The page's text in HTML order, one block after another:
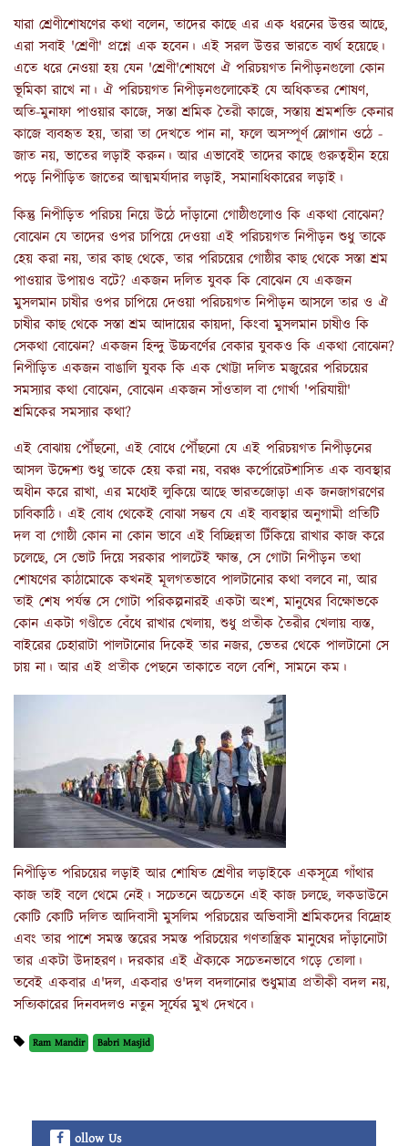
যারা শ্রেণীশোষণের কথা বলেন, তাদের কাছে এর এক ধরনের উত্তর আছে,
এরা সবাই 'শ্রেণী' প্রশ্নে এক হবেন। এই সরল উত্তর ভারতে ব্যর্থ হয়েছে।
এতে ধরে নেওয়া হয় যেন 'শ্রেণী'শোষণে ঐ পরিচয়গত নিপীড়নগুলো কোন
ভূমিকা রাখে না। ঐ পরিচয়গত নিপীড়নগুলোকেই যে অধিকতর শোষণ,
অতি-মুনাফা পাওয়ার কাজে, সস্তা শ্রমিক তৈরী কাজে, সস্তায় শ্রমশক্তি কেনার
কাজে ব্যবহৃত হয়, তারা তা দেখতে পান না, ফলে অসম্পূর্ণ স্লোগান ওঠে -
জাত নয়, ভাতের লড়াই করুন। আর এভাবেই তাদের কাছে গুরুত্বহীন হয়ে
পড়ে নিপীড়িত জাতের আত্মমর্যাদার লড়াই, সমানাধিকারের লড়াই।
কিন্তু নিপীড়িত পরিচয় নিয়ে উঠে দাঁড়ানো গোষ্ঠীগুলোও কি একথা বোঝেন?
বোঝেন যে তাদের ওপর চাপিয়ে দেওয়া এই পরিচয়গত নিপীড়ন শুধু তাকে
হেয় করা নয়, তার কাছ থেকে, তার পরিচয়ের গোষ্ঠীর কাছ থেকে সস্তা শ্রম
পাওয়ার উপায়ও বটে? একজন দলিত যুবক কি বোঝেন যে একজন
মুসলমান চাষীর ওপর চাপিয়ে দেওয়া পরিচয়গত নিপীড়ন আসলে তার ও ঐ
চাষীর কাছ থেকে সস্তা শ্রম আদায়ের কায়দা, কিংবা মুসলমান চাষীও কি
সেকথা বোঝেন? একজন হিন্দু উচ্চবর্ণের বেকার যুবকও কি একথা বোঝেন?
নিপীড়িত একজন বাঙালি যুবক কি এক খোট্টা দলিত মজুরের পরিচয়ের
সমস্যার কথা বোঝেন, বোঝেন একজন সাঁওতাল বা গোর্খা 'পরিযায়ী'
শ্রমিকের সমস্যার কথা?
এই বোঝায় পৌঁছনো, এই বোধে পৌঁছনো যে এই পরিচয়গত নিপীড়নের
আসল উদ্দেশ্য শুধু তাকে হেয় করা নয়, বরঞ্চ কর্পোরেটশাসিত এক ব্যবস্থার
অধীন করে রাখা, এর মধ্যেই লুকিয়ে আছে ভারতজোড়া এক জনজাগরণের
চাবিকাঠি। এই বোধ থেকেই বোঝা সম্ভব যে এই ব্যবস্থার অনুগামী প্রতিটি
দল বা গোষ্ঠী কোন না কোন ভাবে এই বিচ্ছিন্নতা টিঁকিয়ে রাখার কাজ করে
চলেছে, সে ভোট দিয়ে সরকার পালটেই ক্ষান্ত, সে গোটা নিপীড়ন তথা
শোষণের কাঠামোকে কখনই মূলগতভাবে পালটানোর কথা বলবে না, আর
তাই শেষ পর্যন্ত সে গোটা পরিকল্পনারই একটা অংশ, মানুষের বিক্ষোভকে
কোন একটা গণ্ডীতে বেঁধে রাখার খেলায়, শুধু প্রতীক তৈরীর খেলায় ব্যস্ত,
বাইরের চেহারাটা পালটানোর দিকেই তার নজর, ভেতর থেকে পালটানো সে
চায় না। আর এই প্রতীক পেছনে তাকাতে বলে বেশি, সামনে কম।
নিপীড়িত পরিচয়ের লড়াই আর শোষিত শ্রেণীর লড়াইকে একসূত্রে গাঁথার
কাজ তাই বলে থেমে নেই। সচেতনে অচেতনে এই কাজ চলছে, লকডাউনে
কোটি কোটি দলিত আদিবাসী মুসলিম পরিচয়ের অভিবাসী শ্রমিকদের বিদ্রোহ
এবং তার পাশে সমস্ত স্তরের সমস্ত পরিচয়ের গণতান্ত্রিক মানুষের দাঁড়ানোটা
তার একটা উদাহরণ। দরকার এই ঐক্যকে সচেতনভাবে গড়ে তোলা।
তবেই একবার এ'দল, একবার ও'দল বদলানোর শুধুমাত্র প্রতীকী বদল নয়,
সত্যিকারের দিনবদলও নতুন সূর্যের মুখ দেখবে।
Ram Mandir Babri Masjid
ollow Us